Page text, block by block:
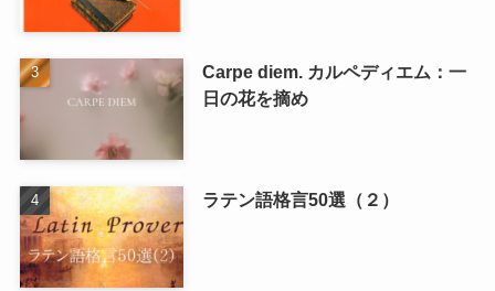
Carpe diem. カルペディエム：一
日の花を摘め
ラテン語格言50選（２）